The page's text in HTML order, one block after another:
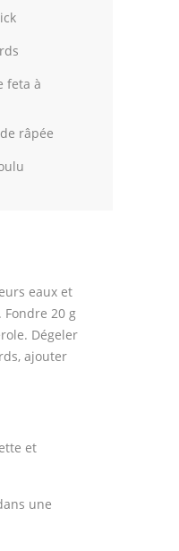
feta à
râpée
eaux et
20 g
Dégeler
ajouter
et
une